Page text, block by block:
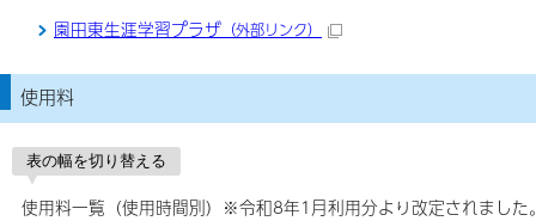
園田東生涯学習プラザ （外部リンク）
使用料
表の幅を切り替える
使用料一覧（使用時間別）※令和8年1月利用分より改定されました